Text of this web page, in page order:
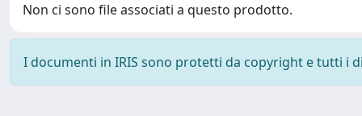
Non ci sono file associati a questo prodotto.
I documenti in IRIS sono protetti da copyright e tutti i